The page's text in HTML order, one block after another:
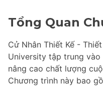
Tổng Quan
Cử Nhân Thiết Kế -
University tập trung
nâng cao chất lượng
Chương trình này bao